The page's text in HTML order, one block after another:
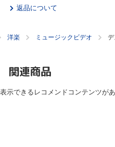
返品について
洋楽 ミュージックビデオ
関連商品
表示できるレコメンドコンテンツが